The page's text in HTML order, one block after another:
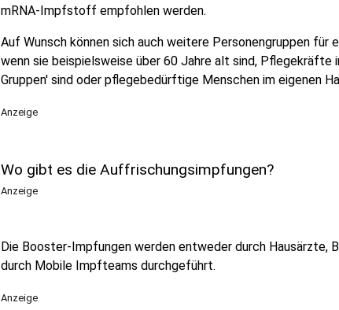
mRNA-Impfstoff empfohlen werden.
Auf Wunsch können sich auch weitere Personengruppen für
wenn sie beispielsweise über 60 Jahre alt sind, Pflegekräfte
Gruppen' sind oder pflegebedürftige Menschen im eigenen
Anzeige
Wo gibt es die Auffrischungsimpfungen?
Anzeige
Die Booster-Impfungen werden entweder durch Hausärzte,
durch Mobile Impfteams durchgeführt.
Anzeige